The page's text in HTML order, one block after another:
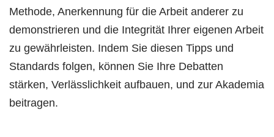
Methode, Anerkennung für die Arbeit anderer zu
demonstrieren und die Integrität Ihrer eigenen Arbeit
zu gewährleisten. Indem Sie diesen Tipps und
Standards folgen, können Sie Ihre Debatten
stärken, Verlässlichkeit aufbauen, und zur Akademia
beitragen.